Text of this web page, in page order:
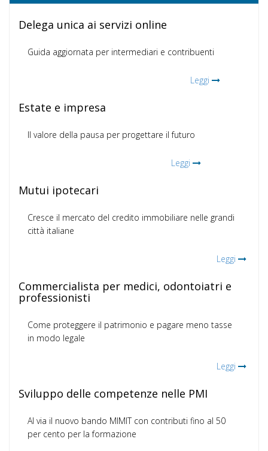
Delega unica ai servizi online
Guida aggiornata per intermediari e contribuenti
Leggi
Estate e impresa
Il valore della pausa per progettare il futuro
Leggi
Mutui ipotecari
Cresce il mercato del credito immobiliare nelle grandi
città italiane
Leggi
Commercialista per medici, odontoiatri e
professionisti
Come proteggere il patrimonio e pagare meno tasse
in modo legale
Leggi
Sviluppo delle competenze nelle PMI
Al via il nuovo bando MIMIT con contributi fino al 50
per cento per la formazione